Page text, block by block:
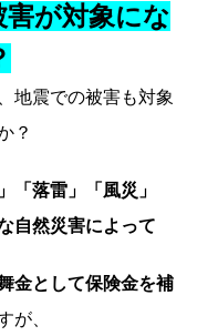
害が対象にな
地震での被害も対象
？
「落雷」「風災」
自然災害によって
金として保険金を補
が、